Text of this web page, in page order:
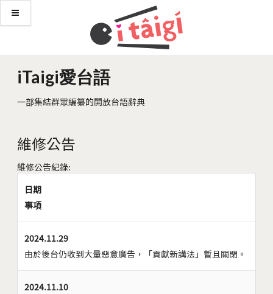
iTaigi愛台語
一部集結群眾編纂的開放台語辭典
維修公告
維修公告紀錄:
日期
事項
2024.11.29
由於後台仍收到大量惡意廣告，「貢獻新講法」暫且關閉。
2024.11.10